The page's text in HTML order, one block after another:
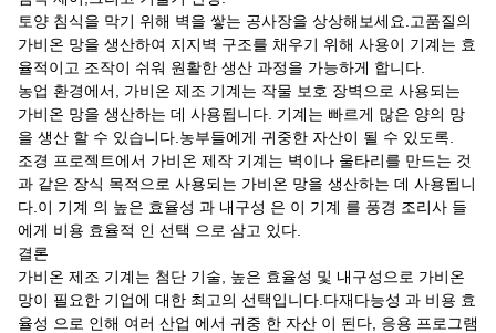
토양 침식을 막기 위해 벽을 쌓는 공사장을 상상해보세요.고품질의
가비온 망을 생산하여 지지벽 구조를 채우기 위해 사용이 기계는 효
율적이고 조작이 쉬워 원활한 생산 과정을 가능하게 합니다.
농업 환경에서, 가비온 제조 기계는 작물 보호 장벽으로 사용되는
가비온 망을 생산하는 데 사용됩니다. 기계는 빠르게 많은 양의 망
을 생산 할 수 있습니다.농부들에게 귀중한 자산이 될 수 있도록.
조경 프로젝트에서 가비온 제작 기계는 벽이나 울타리를 만드는 것
과 같은 장식 목적으로 사용되는 가비온 망을 생산하는 데 사용됩니
다.이 기계 의 높은 효율성 과 내구성 은 이 기계 를 풍경 조리사 들
에게 비용 효율적 인 선택 으로 삼고 있다.
결론
가비온 제조 기계는 첨단 기술, 높은 효율성 및 내구성으로 가비온
망이 필요한 기업에 대한 최고의 선택입니다.다재다능성 과 비용 효
율성 으로 인해 여러 산업 에서 귀중 한 자산 이 된다, 응용 프로그램